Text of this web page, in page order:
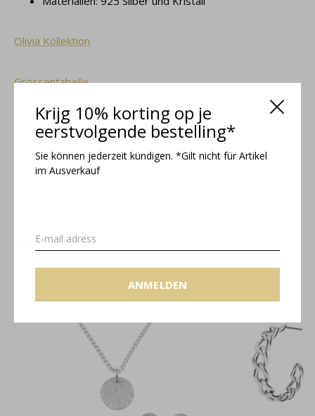
Krijg 10% korting op je
eerstvolgende bestelling*
Sie können jederzeit kündigen. *Gilt nicht für Artikel
im Ausverkauf
ANMELDEN
Olivia Kollektion
Grössentabelle
Kostenloser Versand innerhalb NL
Schmuckschatulle in kostenfreie Geschenkverpackung
Related articles